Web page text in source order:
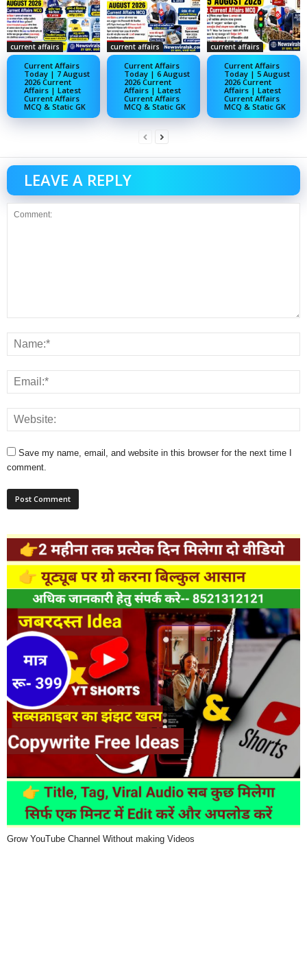
current affairs
Current Affairs
Today | 7 August
2026 Current
Affairs | Latest
Current Affairs
MCQ & Static GK
current affairs
Current Affairs
Today | 6 August
2026 Current
Affairs | Latest
Current Affairs
MCQ & Static GK
current affairs
Current Affairs
Today | 5 August
2026 Current
Affairs | Latest
Current Affairs
MCQ & Static GK
LEAVE A REPLY
Save my name, email, and website in this browser for the next time I
comment.
Grow YouTube Channel Without making Videos